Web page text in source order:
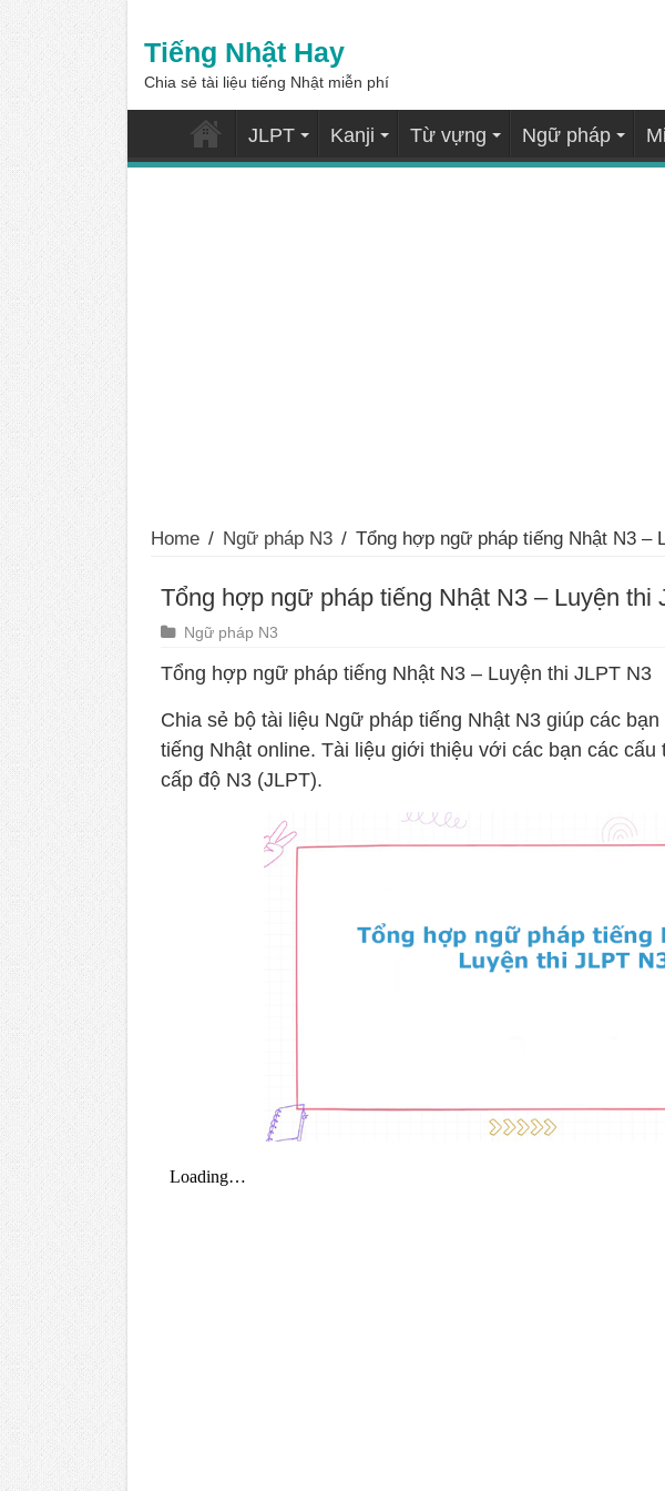
Tiếng Nhật Hay
Chia sẻ tài liệu tiếng Nhật miễn phí
JLPT Kanji Từ vựng Ngữ pháp
Home / Ngữ pháp N3 / Tổng hợp ngữ pháp tiếng Nhật N3 –
Tổng hợp ngữ pháp tiếng Nhật N3 – Luyện thi
Ngữ pháp N3
Tổng hợp ngữ pháp tiếng Nhật N3 – Luyện thi JLPT N3
Chia sẻ bộ tài liệu Ngữ pháp tiếng Nhật N3 giúp các
tiếng Nhật online. Tài liệu giới thiệu với các bạn các
cấp độ N3 (JLPT).